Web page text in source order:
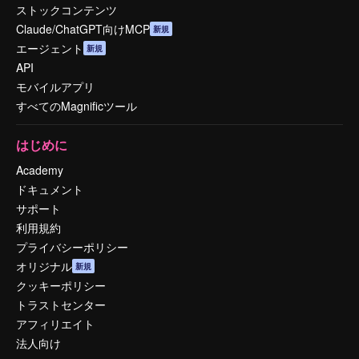
ストックコンテンツ
Claude/ChatGPT向けMCP 新規
エージェント 新規
API
モバイルアプリ
すべてのMagnificツール
はじめに
Academy
ドキュメント
サポート
利用規約
プライバシーポリシー
オリジナル 新規
クッキーポリシー
トラストセンター
アフィリエイト
法人向け